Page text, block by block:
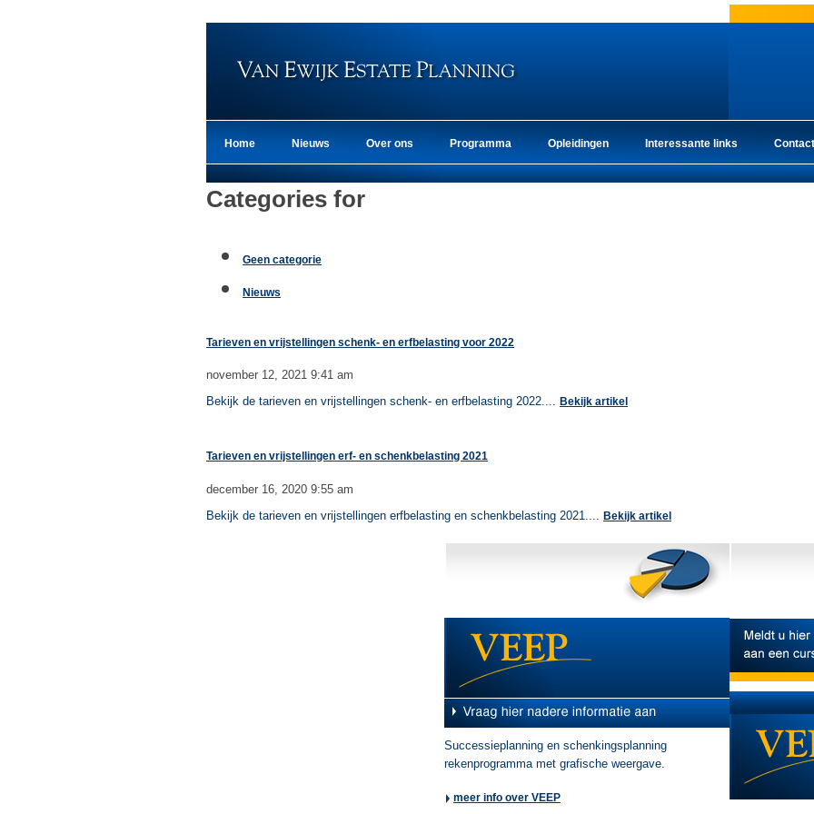
Home Nieuws Over ons Programma Opleidingen Interessante links Contact
Categories for
Geen categorie
Nieuws
Tarieven en vrijstellingen schenk- en erfbelasting voor 2022
november 12, 2021 9:41 am
Bekijk de tarieven en vrijstellingen schenk- en erfbelasting 2022.... Bekijk artikel
Tarieven en vrijstellingen erf- en schenkbelasting 2021
december 16, 2020 9:55 am
Bekijk de tarieven en vrijstellingen erfbelasting en schenkbelasting 2021.... Bekijk artikel
Successieplanning en schenkingsplanning
rekenprogramma met grafische weergave.
meer info over VEEP